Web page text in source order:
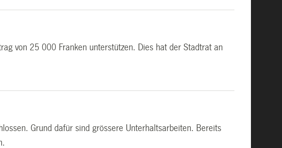
von 25 000 Franken unterstützen. Dies hat der Stadtrat an
Grund dafür sind grössere Unterhaltsarbeiten. Bereits